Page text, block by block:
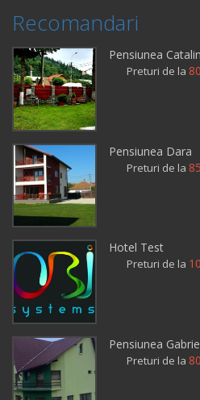
Recomandari
Pensiunea
Preturi de la
Pensiunea Dara
Preturi de la
Hotel Test
Preturi de la
Pensiunea
Preturi de la